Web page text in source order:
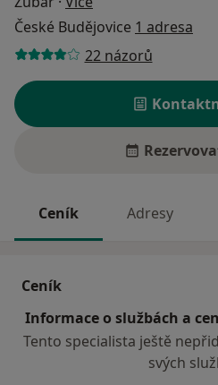
České Budějovice 1 adresa
22 názorů
Ceník Adresy
Ceník
Informace o službách a
Tento specialista ještě
svých